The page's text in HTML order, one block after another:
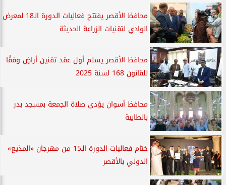
محافظ الأقصر يفتتح فعاليات الدورة الـ18 لمعرض
الوادي لتقنيات الزراعة الحديثة
محافظ الأقصر يسلم أول عقد تقنين أراضٍ وفقًا
للقانون 168 لسنة 2025
محافظ أسوان يؤدى صلاة الجمعة بمسجد بدر
بالطابية
ختام فعاليات الدورة الـ15 من مهرجان «المذيع»
الدولي بالأقصر